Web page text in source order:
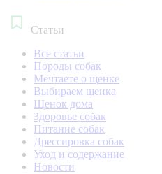
Статьи
Все статьи
Породы собак
Мечтаете о щенке
Выбираем щенка
Щенок дома
Здоровье собак
Питание собак
Дрессировка собак
Уход и содержание
Новости